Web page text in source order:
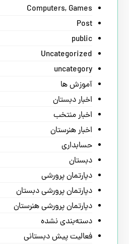
Computers, Games
Post
public
Uncategorized
uncategory
آموزش ها
اخبار دبستان
اخبار منتخب
اخبار هنرستان
حسابداری
دبستان
دپارتمان پرورشی
دپارتمان پرورشی دبستان
دپارتمان پرورشی هنرستان
دسته‌بندی نشده
فعالیت پیش دبستانی